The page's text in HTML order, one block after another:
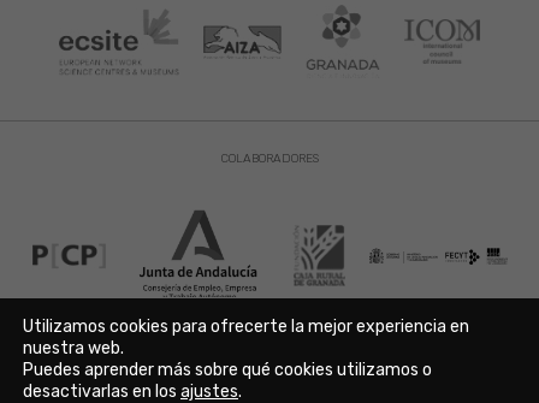
COLABORADORES
Aviso Legal | Política de Privacidad | Política de Cookies
Utilizamos cookies para ofrecerte la mejor experiencia en
nuestra web.
Puedes aprender más sobre qué cookies utilizamos o
desactivarlas en los ajustes.